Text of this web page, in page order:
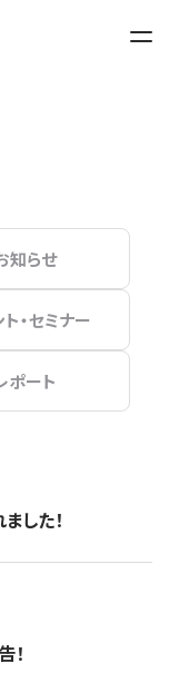
知らせ
・セミナー
ポート
した！
！